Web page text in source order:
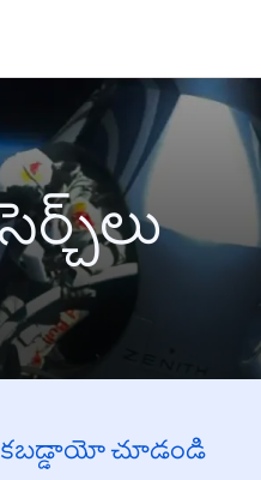
చూడండి